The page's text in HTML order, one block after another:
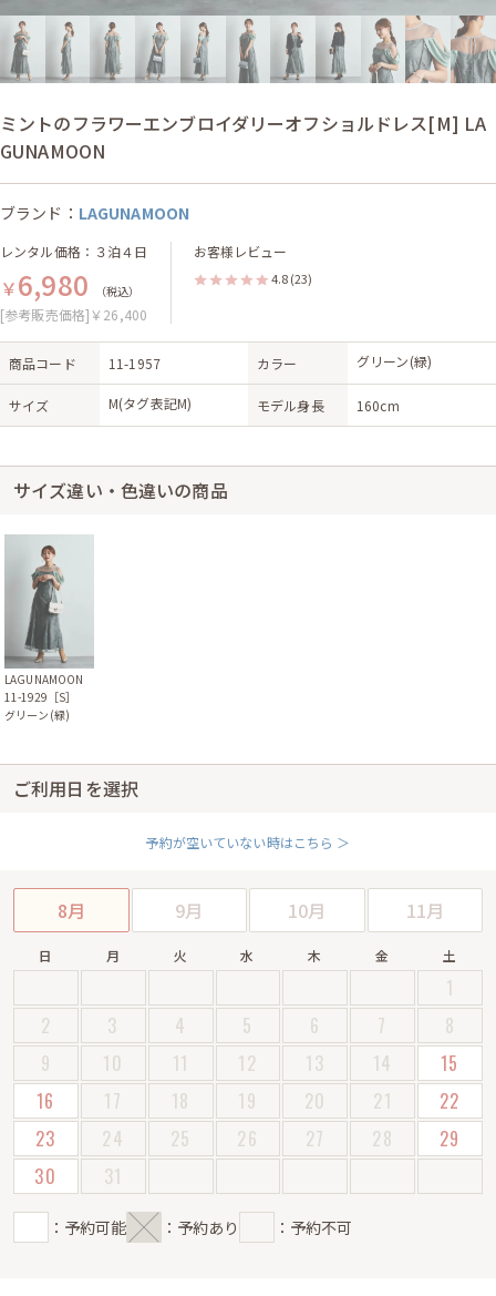
ミントのフラワーエンブロイダリーオフショルドレス[M] LA
GUNAMOON
ブランド： LAGUNAMOON
レンタル価格：３泊４日
￥6,980 （税込）
[参考販売価格]￥26,400
お客様レビュー
4.8 (23)
商品コード 11-1957 カラー グリーン(緑)
サイズ M(タグ表記M) モデル身長 160cm
サイズ違い・色違いの商品
LAGUNAMOON
11-1929［S］
グリーン(緑)
ご利用日を選択
予約が空いていない時はこちら ＞
8月 9月 10月 11月
日 月 火 水 木 金 土
1
2
3 4 5 6 7
8
9
10 11 12 13 14
15
16
17 18 19 20 21
22
23
24 25 26 27 28
29
30
31
：予約可能 ：予約あり ：予約不可